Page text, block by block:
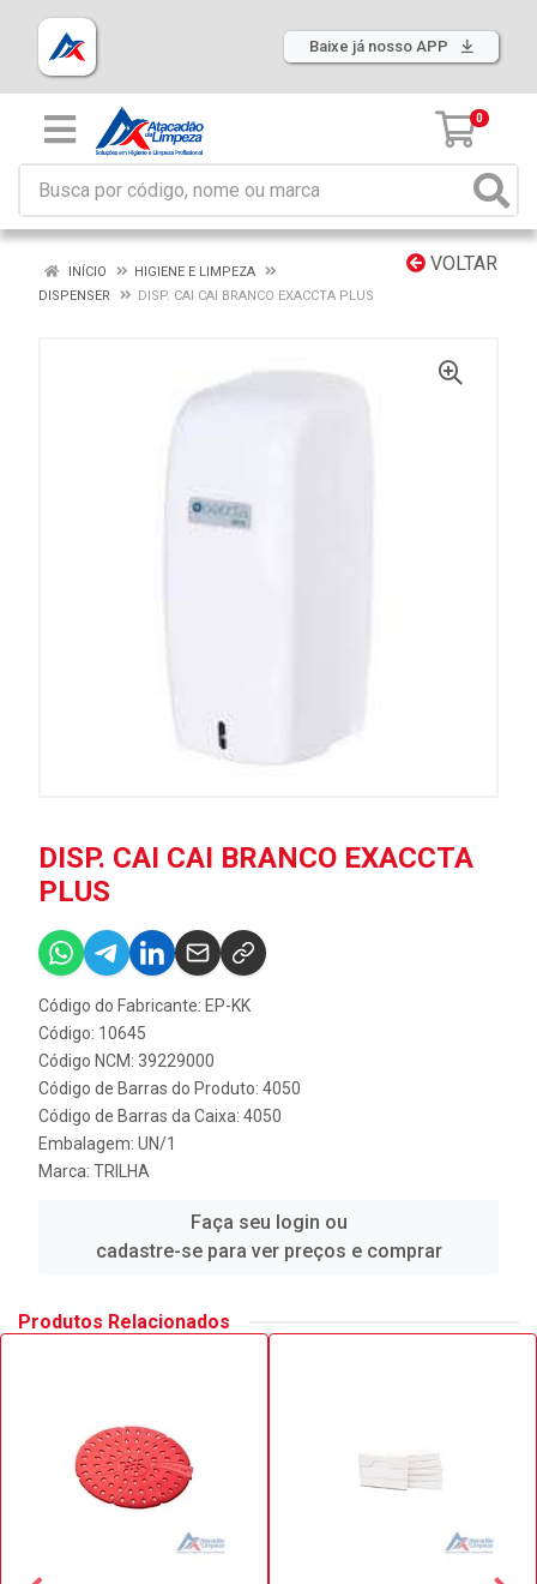
Baixe já nosso APP
0
VOLTAR
INÍCIO
HIGIENE E LIMPEZA
DISPENSER
DISP. CAI CAI BRANCO EXACCTA PLUS
DISP. CAI CAI BRANCO EXACCTA
PLUS
Código do Fabricante: EP-KK
Código: 10645
Código NCM: 39229000
Código de Barras do Produto: 4050
Código de Barras da Caixa: 4050
Embalagem: UN/1
Marca: TRILHA
Faça seu login ou
cadastre-se para ver preços e comprar
Produtos Relacionados